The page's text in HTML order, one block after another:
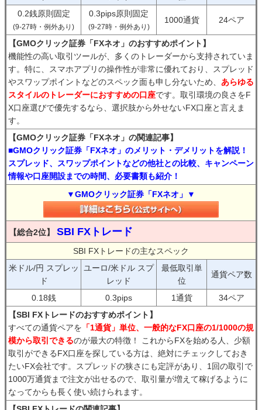
0.2銭原則固定
(9-27時・例外あり)
0.3pips原則固定
(9-27時・例外あり)
1000通貨 24ペア
【GMOクリック証券「FXネオ」のおすすめポイント】
機能性の高い取引ツールが、多くのトレーダーから支持されていま
す。特に、スマホアプリの操作性が非常に優れており、スプレッド
やスワップポイントなどのスペック面も申し分ないため、 あらゆる
スタイルのトレーダーにおすすめの口座です。取引環境の良さをF
X口座選びで優先するなら、選択肢から外せないFX口座と言えま
す。
【GMOクリック証券「FXネオ」の関連記事】
■GMOクリック証券「FXネオ」のメリット・デメリットを解説！
スプレッド、スワップポイントなどの他社との比較、キャンペーン
情報や口座開設までの時間、必要書類も紹介！
▼GMOクリック証券「FXネオ」▼
【総合2位】 SBI FXトレード
SBI FXトレードの主なスペック
米ドル/円 スプレッ
ド
ユーロ/米ドル スプ
レッド
最低取引単
位
通貨ペア数
0.18銭 0.3pips 1通貨
34ペア
【SBI FXトレードのおすすめポイント】
すべての通貨ペアを 「1通貨」単位、一般的なFX口座の1/1000の規
模から取引できるのが最大の特徴！ これからFXを始める人、少額
取引ができるFX口座を探している方は、絶対にチェックしておき
たいFX会社です。スプレッドの狭さにも定評があり、1回の取引で
1000万通貨まで注文が出せるので、取引量が増えて稼げるように
なってからも長く使い続けられます。